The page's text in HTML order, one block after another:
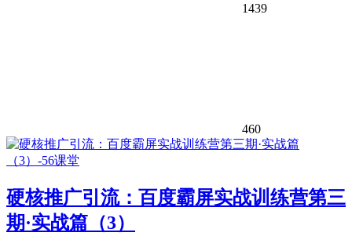
1439
460
硬核推广引流：百度霸屏实战训练营第三
期·实战篇（3）